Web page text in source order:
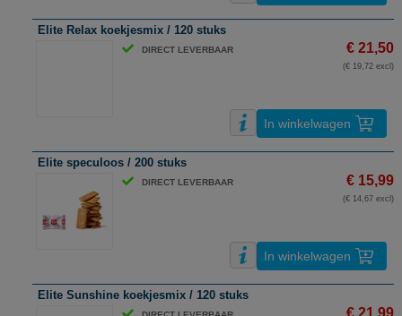
Elite Relax koekjesmix / 120 stuks
DIRECT LEVERBAAR € 21,50
(€ 19,72 excl)
In winkelwagen
Elite speculoos / 200 stuks
DIRECT LEVERBAAR € 15,99
(€ 14,67 excl)
In winkelwagen
Elite Sunshine koekjesmix / 120 stuks
€ 21,99